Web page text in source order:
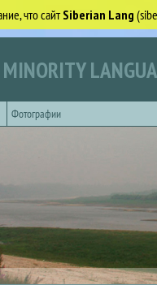
что сайтSiberian Lang
MINORITY
Фотографии